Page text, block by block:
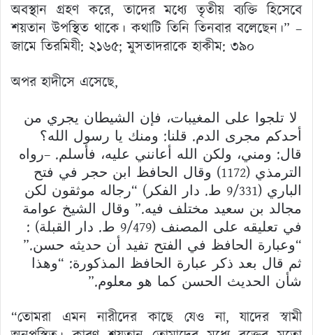
অবস্থান গ্রহণ করে, তাদের মধ্যে তৃতীয় ব্যক্তি হিসেবে
শয়তান উপস্থিত থাকে। কথাটি তিনি তিনবার বলেছেন।” –
জামে তিরমিযী: ২১৬৫; মুসতাদরাকে হাকীম: ৩৯০
অপর হাদীসে এসেছে,
لا تلجوا على المغيبات، فإن الشيطان يجري من
أحدكم مجرى الدم. قلنا: ومنك يا رسول الله؟
قال: ومني، ولكن الله أعانني عليه، فأسلم. –رواه
الترمذي (1172) وقال الحافظ ابن حجر في فتح
الباري (9/331 ط. دار الفكر) “رجاله موثقون لكن
مجالد بن سعيد مختلف فيه.” وقال الشيخ عوامة
في تعليقه على المصنف (9/479 ط. دار القبلة) :
“وعبارة الحافظ في الفتح تفيد أن حديثه حسن.”
ثم قال بعد ذكر عبارة الحافظ المذكورة: “وهذا
شأن الحديث الحسن كما هو معلوم.”
“তোমরা এমন নারীদের কাছে যেও না, যাদের স্বামী